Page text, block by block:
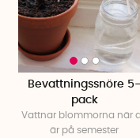
Bevattningssnöre 5-
pack
Vattnar blommorna när
är på semester